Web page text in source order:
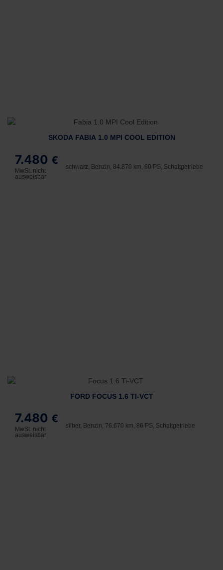
SKODA FABIA 1.0 MPI COOL EDITION
7.480 €
MwSt. nicht
ausweisbar
schwarz, Benzin, 84.870 km, 60 PS, Schaltgetriebe
FORD FOCUS 1.6 TI-VCT
7.480 €
MwSt. nicht
ausweisbar
silber, Benzin, 76.670 km, 86 PS, Schaltgetriebe